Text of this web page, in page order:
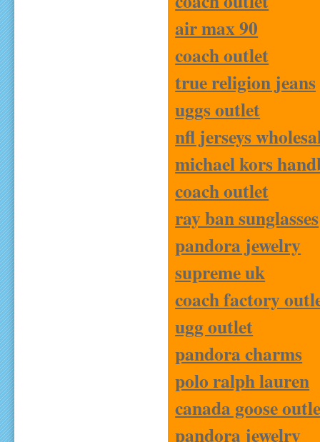
air max 90
coach outlet
true religion jeans
uggs outlet
nfl jerseys
michael kors
coach outlet
ray ban sunglasses
pandora jewelry
supreme uk
coach factory
ugg outlet
pandora charms
polo ralph lauren
canada goose
pandora jewelry